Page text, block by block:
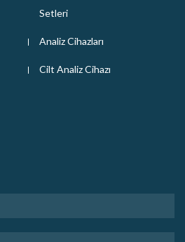
Setleri
Analiz Cihazları
Cilt Analiz Cihazı